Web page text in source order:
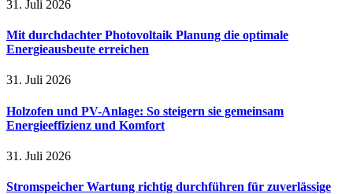
31. Juli 2026
Mit durchdachter Photovoltaik Planung die optimale
Energieausbeute erreichen
31. Juli 2026
Holzofen und PV-Anlage: So steigern sie gemeinsam
Energieeffizienz und Komfort
31. Juli 2026
Stromspeicher Wartung richtig durchführen für zuverlässige